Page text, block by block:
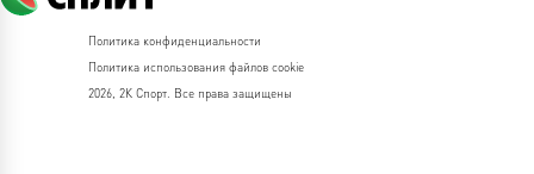
Политика конфиденциальности
Политика использования файлов cookie
2026, 2К Спорт. Все права защищены